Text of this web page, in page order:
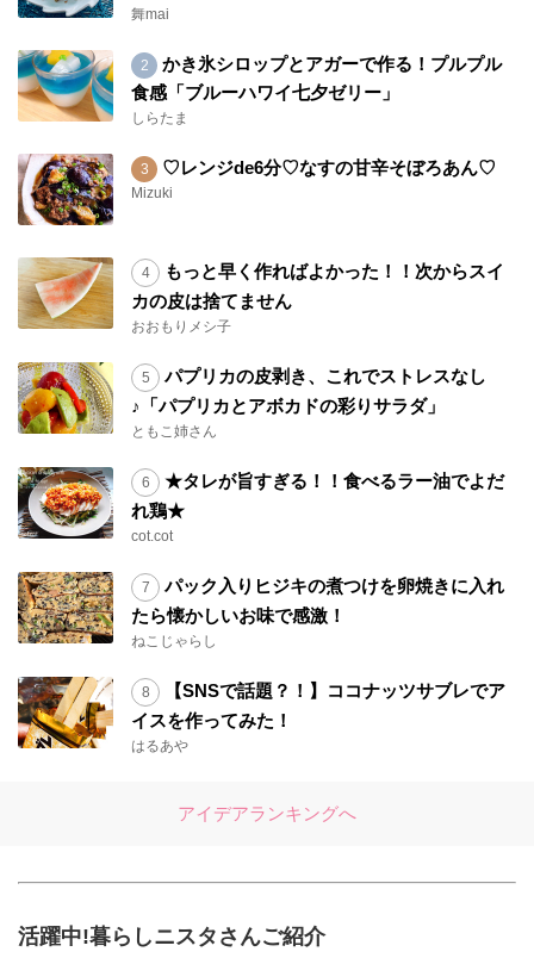
舞mai
かき氷シロップとアガーで作る！プルプル
食感「ブルーハワイ七夕ゼリー」
しらたま
♡レンジde6分♡なすの甘辛そぼろあん♡
Mizuki
もっと早く作ればよかった！！次からスイ
カの皮は捨てません
おおもりメシ子
パプリカの皮剥き、これでストレスなし
♪「パプリカとアボカドの彩りサラダ」
ともこ姉さん
★タレが旨すぎる！！食べるラー油でよだ
れ鶏★
cot.cot
パック入りヒジキの煮つけを卵焼きに入れ
たら懐かしいお味で感激！
ねこじゃらし
【SNSで話題？！】ココナッツサブレでア
イスを作ってみた！
はるあや
アイデアランキングへ
活躍中!暮らしニスタさんご紹介